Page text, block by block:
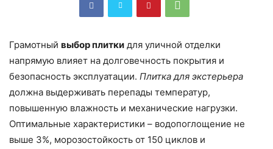
Грамотный выбор плитки для уличной отделки
напрямую влияет на долговечность покрытия и
безопасность эксплуатации. Плитка для экстерьера
должна выдерживать перепады температур,
повышенную влажность и механические нагрузки.
Оптимальные характеристики – водопоглощение не
выше 3%, морозостойкость от 150 циклов и